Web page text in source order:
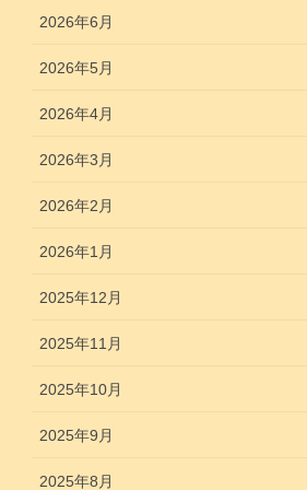
2026年6月
2026年5月
2026年4月
2026年3月
2026年2月
2026年1月
2025年12月
2025年11月
2025年10月
2025年9月
2025年8月